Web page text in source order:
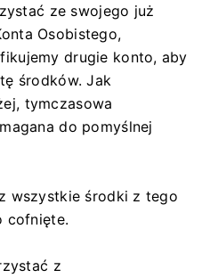
ze swojego już
Osobistego,
drugie konto, aby
środków. Jak
tymczasowa
do pomyślnej
wszystkie środki z tego
cofnięte.
z